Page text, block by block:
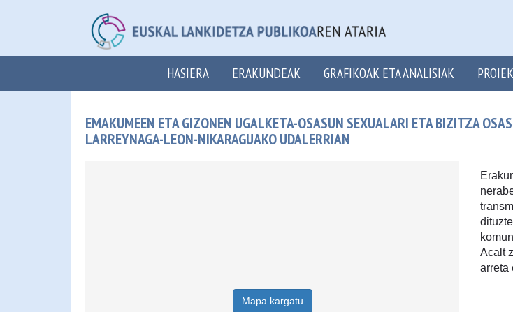
HASIERA ERAKUNDEAK GRAFIKOAK ETA ANALISIAK
EMAKUMEEN ETA GIZONEN UGALKETA-OSASUN SEXUALARI ETA BIZITZA
LARREYNAGA-LEON-NIKARAGUAKO UDALERRIAN
Mapa kargatu
Acalt
arreta